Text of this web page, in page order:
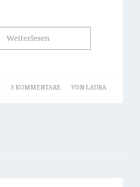
Weiterlesen
3 KOMMENTARE
/ VON LAURA